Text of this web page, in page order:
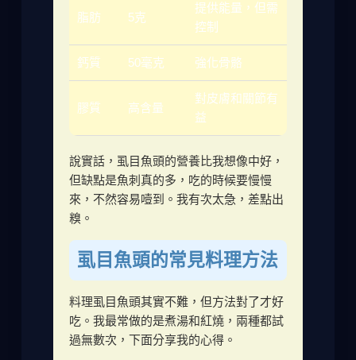
脂肪 5克
提供能量，但需
控制
鈣質 50毫克 強化骨骼
膠質 高含量
對皮膚和關節有
益
說實話，虱目魚頭的營養比我想像中好，
但缺點是魚刺真的多，吃的時候要慢慢
來，不然容易噎到。我有次太急，差點出
糗。
虱目魚頭的常見料理方法
料理虱目魚頭其實不難，但方法對了才好
吃。我最常做的是煮湯和紅燒，兩種都試
過無數次，下面分享我的心得。